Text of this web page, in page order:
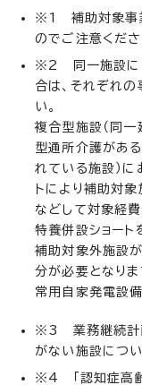
※1 補助対象事業
のでご注意くださ
※2 同一施設に
合は、それぞれ
い。
複合型施設（同一
型通所介護があ
れている施設）に
トにより補助対
などして対象経
特養併設ショート
補助対象外施設
分が必要となりま
常用自家発電設備
※3 業務継続計
がない施設につ
※4 「認知症高